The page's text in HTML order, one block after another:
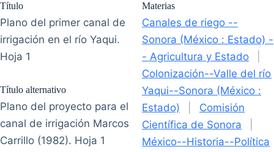
Título
Plano del primer canal de
irrigación en el río Yaqui.
Hoja 1
Título alternativo
Plano del proyecto para el
canal de irrigación Marcos
Carrillo (1982). Hoja 1
Materias
Canales de riego --
Sonora (México : Estado) -
- Agricultura y Estado
Colonización--Valle del río
Yaqui--Sonora (México :
Estado)
Comisión
Científica de Sonora
México--Historia--Política